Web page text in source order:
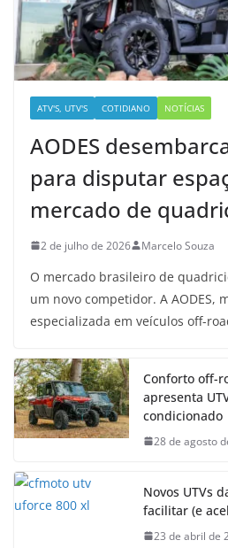
ATV'S, UTV'S COTIDIANO NOTÍCIAS
AODES
para disputar
mercado de
2 de julho de 2026 Marcelo Souza
O mercado brasileiro de
um novo competidor. A AODES,
especializada em veículos off-
Conforto off-
apresenta
condicionado
28 de agosto
Novos UTVs
facilitar (e
23 de abril de